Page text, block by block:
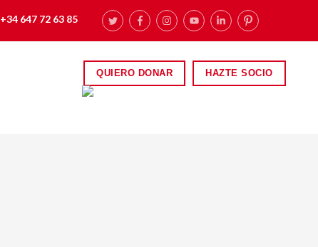
+34 647 72 63 85
QUIERO DONAR HAZTE SOCIO